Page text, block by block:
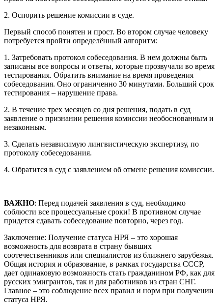
2. Оспорить решение комиссии в суде.
Первый способ понятен и прост. Во втором случае человеку
потребуется пройти определённый алгоритм:
1. Затребовать протокол собеседования. В нем должны быть
записаны все вопросы и ответы, которые прозвучали во время
тестирования. Обратить внимание на время проведения
собеседования. Оно ограниченно 30 минутами. Больший срок
тестирования – нарушение права.
2. В течение трех месяцев со дня решения, подать в суд
заявление о признании решения комиссии необоснованным и
незаконным.
3. Сделать независимую лингвистическую экспертизу, по
протоколу собеседования.
4. Обратится в суд с заявлением об отмене решения комиссии.
ВАЖНО: Перед подачей заявления в суд, необходимо
соблюсти все процессуальные сроки! В противном случае
придется сдавать собеседование повторно, через год.
Заключение: Получение статуса НРЯ – это хорошая
возможность для возврата в страну бывших
соотечественников или специалистов из ближнего зарубежья.
Общая история и образование, в рамках государства СССР,
дает одинаковую возможность стать гражданином РФ, как для
русских эмигрантов, так и для работников из стран СНГ.
Главное – это соблюдение всех правил и норм при получении
статуса НРЯ.